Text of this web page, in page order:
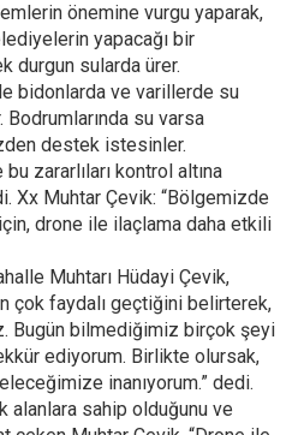
önemine vurgu yaparak,
yapacağı bir
durgun sularda ürer.
bidonlarda ve varillerde su
su varsa
destek istesinler.
zararlıları kontrol altına
Xx Muhtar Çevik: “Bölgemizde
drone ile ilaçlama daha etkili
Muhtarı Hüdayi Çevik,
çok faydalı geçtiğini belirterek,
Bugün bilmediğimiz birçok şeyi
ediyorum. Birlikte olursak,
inanıyorum.” dedi.
alanlara sahip olduğunu ve